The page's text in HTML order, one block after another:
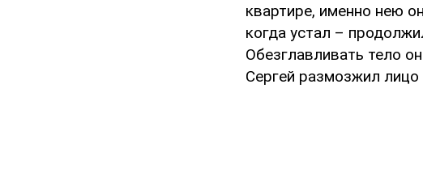
квартире, именно нею
когда устал –
Обезглавливать тело
Сергей размозжил